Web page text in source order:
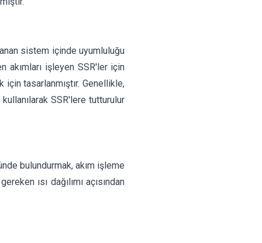
sistem içinde uyumluluğu
akımları işleyen SSR'ler için
tasarlanmıştır. Genellikle,
SSR'lere tutturulur
bulundurmak, akım işleme
ısı dağılımı açısından